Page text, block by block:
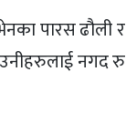
पारस ढौली र
उनीहरुलाई नगद रु